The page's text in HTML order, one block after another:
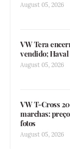
August 05, 2026
VW Tera
vendido; Haval
August 05, 2026
VW T-Cross
marchas:
fotos
August 05, 2026